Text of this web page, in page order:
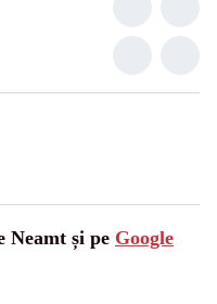
Neamt și pe Google